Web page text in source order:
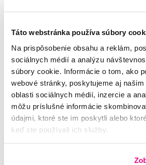
Táto webstránka používa súbory
Na prispôsobenie obsahu a reklám,
sociálnych médií a analýzu
súbory cookie. Informácie o tom, ako
webové stránky, poskytujeme aj
oblasti sociálnych médií, inzercie a
môžu príslušné informácie
údajmi, ktoré ste im poskytli alebo
keď ste používali ich služby.
GUM ActiVital Sonic Refills Soft náhradné